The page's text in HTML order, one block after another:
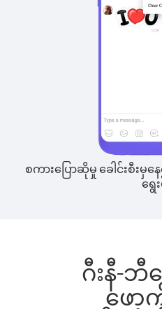
စကားပြောဆိုမှု ခေါင်းစီးမှန
ရွေး
ဂီးနီ-ဘီ
ဖေ